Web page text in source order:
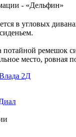
- «Дельфин»
в угловых
потайной ремешок
место, ровная